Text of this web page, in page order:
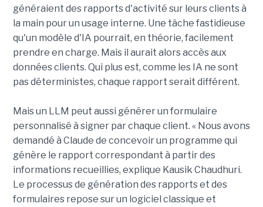
généraient des rapports d'activité sur leurs clients à
la main pour un usage interne. Une tâche fastidieuse
qu'un modèle d'IA pourrait, en théorie, facilement
prendre en charge. Mais il aurait alors accès aux
données clients. Qui plus est, comme les IA ne sont
pas déterministes, chaque rapport serait différent.
Mais un LLM peut aussi générer un formulaire
personnalisé à signer par chaque client. « Nous avons
demandé à Claude de concevoir un programme qui
génère le rapport correspondant à partir des
informations recueillies, explique Kausik Chaudhuri.
Le processus de génération des rapports et des
formulaires repose sur un logiciel classique et